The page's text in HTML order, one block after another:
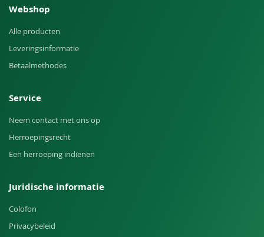
Webshop
Alle producten
Leveringsinformatie
Betaalmethodes
Service
Neem contact met ons op
Herroepingsrecht
Een herroeping indienen
Juridische informatie
Colofon
Privacybeleid